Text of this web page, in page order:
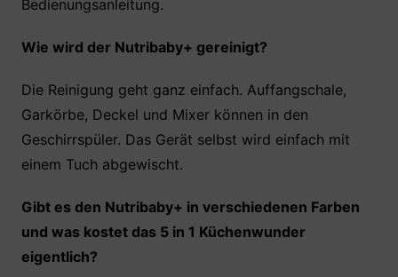
Bedienungsanleitung.
Wie wird der Nutribaby+ gereinigt?
Die Reinigung geht ganz einfach. Auffangschale,
Garkörbe, Deckel und Mixer können in den
Geschirrspüler. Das Gerät selbst wird einfach mit
einem Tuch abgewischt.
Gibt es den Nutribaby+ in verschiedenen Farben
und was kostet das 5 in 1 Küchenwunder
eigentlich?